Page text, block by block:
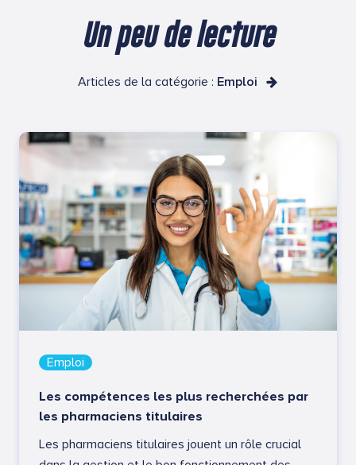
Un peu de lecture
Articles de la catégorie : Emploi
Emploi
Les compétences les plus recherchées par
les pharmaciens titulaires
Les pharmaciens titulaires jouent un rôle crucial